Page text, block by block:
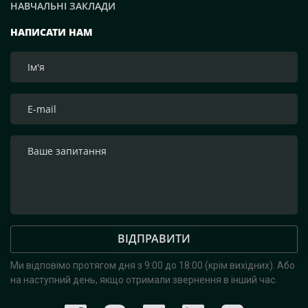
приєднатися до цієї Святої доброї справи!», — зазначим
нами! Слава Україні!
НАПИСАТИ НАМ
ВІДПРАВИТИ
Ми відповімо протягом дня з 9:00 до 18:00 (крім вихідних). Або
на наступний день, якщо отримали звернення в інший час.
НАВЧАЛЬНІ ЗАКЛАДИ